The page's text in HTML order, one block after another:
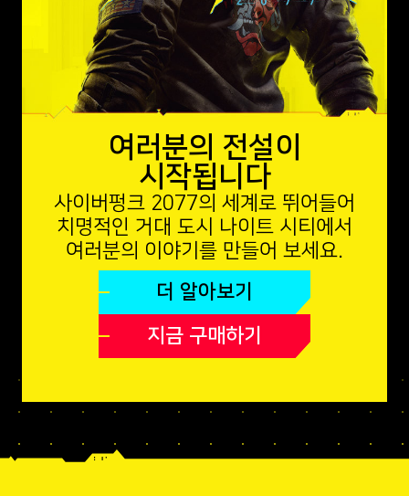
여러분의 전설이
시작됩니다
사이버펑크 2077의 세계로 뛰어들어
치명적인 거대 도시 나이트 시티에서
여러분의 이야기를 만들어 보세요.
더 알아보기
지금 구매하기